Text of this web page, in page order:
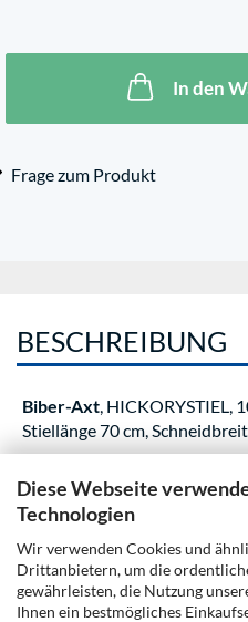
Diese Webseite
Technologien
Wir verwenden Cookies und
Drittanbietern, um die
gewährleisten, die Nutzung
Ihnen ein bestmögliches
In den
Frage zum Produkt
BESCHREIBUNG
Biber-Axt, HICKORYSTIEL,
Stiellänge 70 cm,